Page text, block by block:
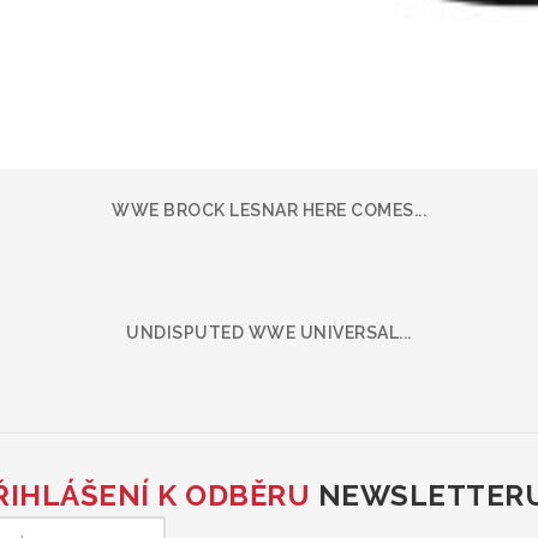
WWE BROCK LESNAR HERE COMES...
UNDISPUTED WWE UNIVERSAL...
K ODBĚRU